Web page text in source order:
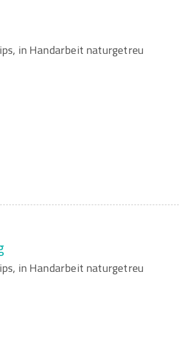
in Handarbeit naturgetreu
in Handarbeit naturgetreu